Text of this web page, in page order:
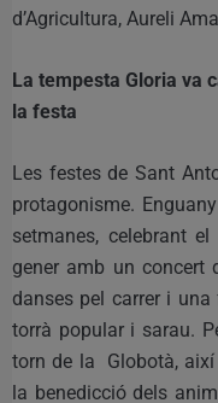
d’Agricultura, Aureli
La tempesta Gloria va
la festa
Les festes de Sant
protagonisme.
setmanes, celebrant
gener amb un concert
danses pel carrer i
torrà popular i sarau.
torn de la Globotà,
la benedicció dels